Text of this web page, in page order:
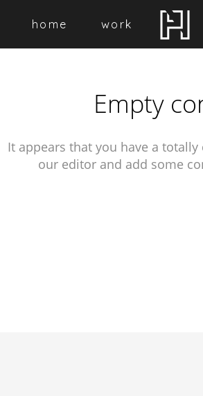
home work
Empty
It appears that you have a
our editor and add some